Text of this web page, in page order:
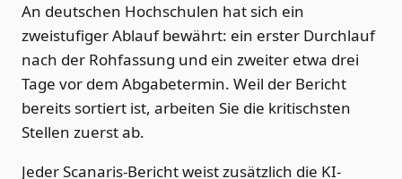
An deutschen Hochschulen hat sich ein
zweistufiger Ablauf bewährt: ein erster Durchlauf
nach der Rohfassung und ein zweiter etwa drei
Tage vor dem Abgabetermin. Weil der Bericht
bereits sortiert ist, arbeiten Sie die kritischsten
Stellen zuerst ab.
Jeder Scanaris-Bericht weist zusätzlich die KI-